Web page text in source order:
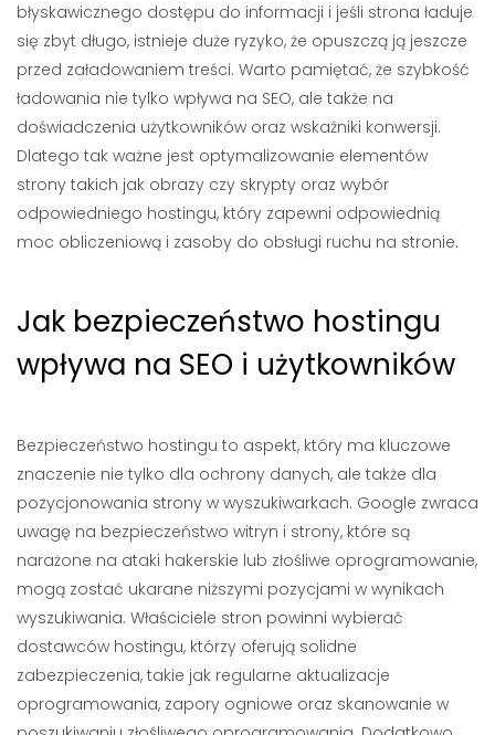
błyskawicznego dostępu do informacji i jeśli strona ładuje
się zbyt długo, istnieje duże ryzyko, że opuszczą ją jeszcze
przed załadowaniem treści. Warto pamiętać, że szybkość
ładowania nie tylko wpływa na SEO, ale także na
doświadczenia użytkowników oraz wskaźniki konwersji.
Dlatego tak ważne jest optymalizowanie elementów
strony takich jak obrazy czy skrypty oraz wybór
odpowiedniego hostingu, który zapewni odpowiednią
moc obliczeniową i zasoby do obsługi ruchu na stronie.
Jak bezpieczeństwo hostingu
wpływa na SEO i użytkowników
Bezpieczeństwo hostingu to aspekt, który ma kluczowe
znaczenie nie tylko dla ochrony danych, ale także dla
pozycjonowania strony w wyszukiwarkach. Google zwraca
uwagę na bezpieczeństwo witryn i strony, które są
narażone na ataki hakerskie lub złośliwe oprogramowanie,
mogą zostać ukarane niższymi pozycjami w wynikach
wyszukiwania. Właściciele stron powinni wybierać
dostawców hostingu, którzy oferują solidne
zabezpieczenia, takie jak regularne aktualizacje
oprogramowania, zapory ogniowe oraz skanowanie w